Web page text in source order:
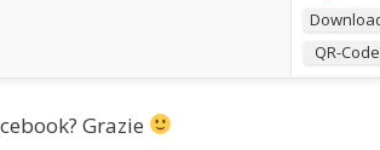
QR-Code
Grazie